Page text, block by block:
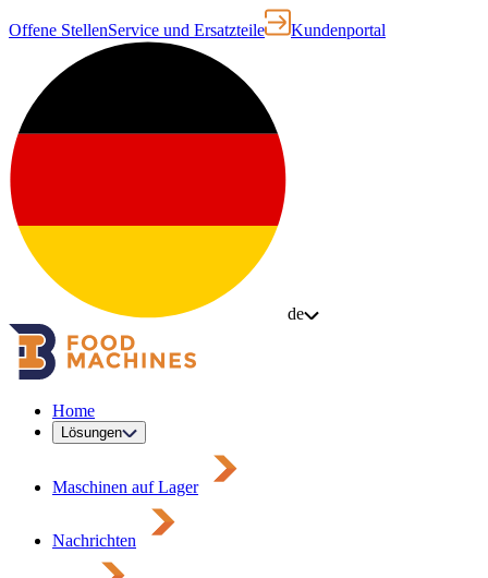
Offene StellenService und Ersatzteile Kundenportal
de
Home
Lösungen
Maschinen auf Lager
Nachrichten